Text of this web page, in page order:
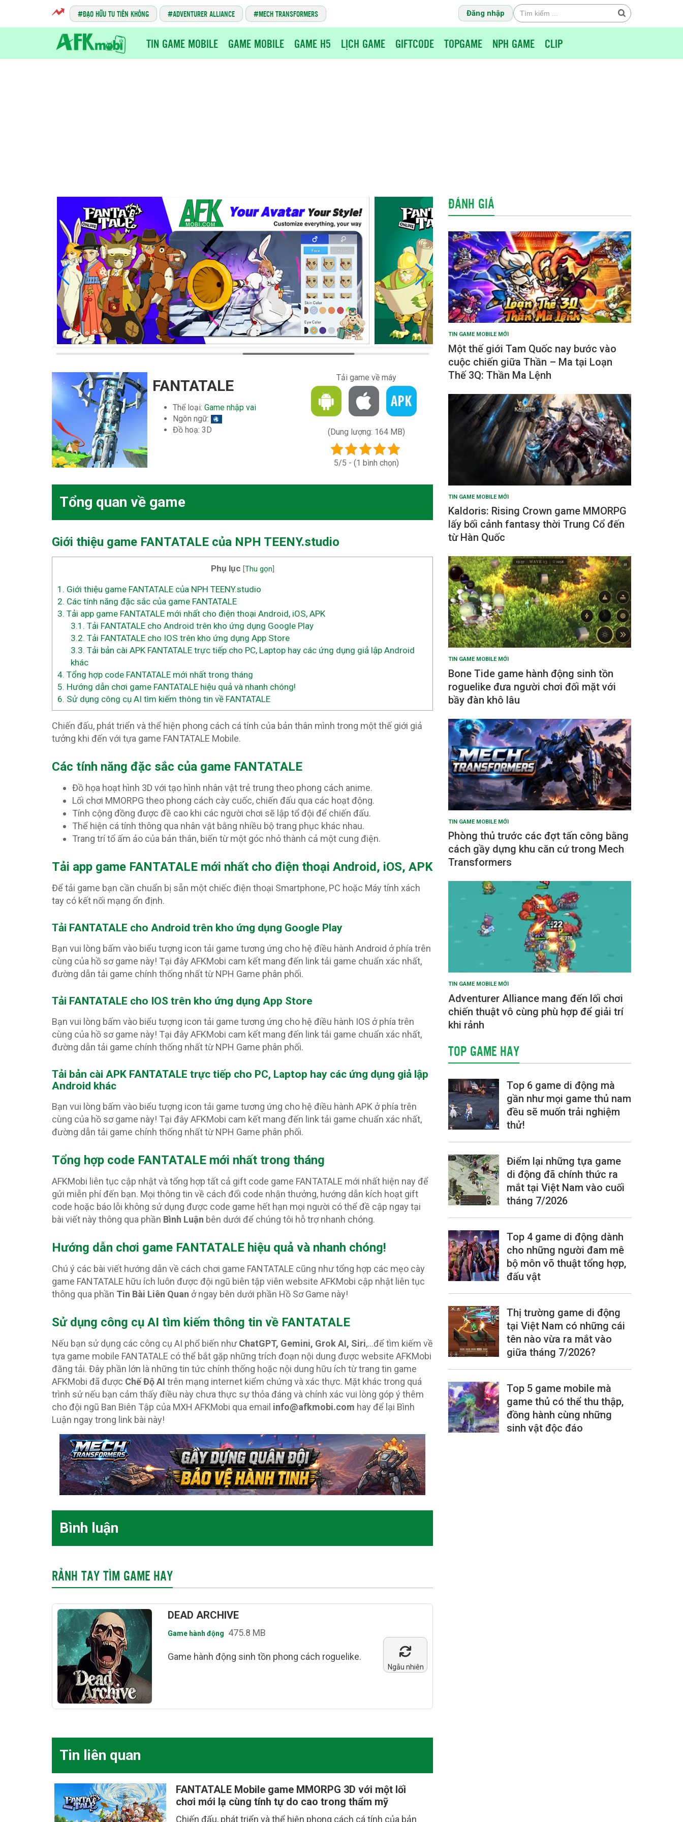
ĐẠO HỮU TU TIÊN KHÔNG ADVENTURER ALLIANCE MECH TRANSFORMERS Đăng nhập
TIN GAME MOBILE GAME MOBILE GAME H5 LỊCH GAME GIFTCODE TOPGAME NPH GAME CLIP
FANTATALE
Thể loại: Game nhập vai
Ngôn ngữ:
Đồ hoạ: 3D
Tải game về máy
(Dung lượng: 164 MB)
5/5 - (1 bình chọn)
Tổng quan về game
Giới thiệu game FANTATALE của NPH TEENY.studio
Phụ lục [Thu gọn]
1. Giới thiệu game FANTATALE của NPH TEENY.studio
2. Các tính năng đặc sắc của game FANTATALE
3. Tải app game FANTATALE mới nhất cho điện thoại Android, iOS, APK
3.1. Tải FANTATALE cho Android trên kho ứng dụng Google Play
3.2. Tải FANTATALE cho IOS trên kho ứng dụng App Store
3.3. Tải bản cài APK FANTATALE trực tiếp cho PC, Laptop hay các ứng dụng giả lập Android
khác
4. Tổng hợp code FANTATALE mới nhất trong tháng
5. Hướng dẫn chơi game FANTATALE hiệu quả và nhanh chóng!
6. Sử dụng công cụ AI tìm kiếm thông tin về FANTATALE
Chiến đấu, phát triển và thể hiện phong cách cá tính của bản thân mình trong một thế giới giả
tưởng khi đến với tựa game FANTATALE Mobile.
Các tính năng đặc sắc của game FANTATALE
Đồ họa hoạt hình 3D với tạo hình nhân vật trẻ trung theo phong cách anime.
Lối chơi MMORPG theo phong cách cày cuốc, chiến đấu qua các hoạt động.
Tính cộng đồng được đề cao khi các người chơi sẽ lập tổ đội để chiến đấu.
Thể hiện cá tính thông qua nhân vật bằng nhiều bộ trang phục khác nhau.
Trang trí tổ ấm ảo của bản thân, biến từ một góc nhỏ thành cả một cung điện.
Tải app game FANTATALE mới nhất cho điện thoại Android, iOS, APK
Để tải game bạn cần chuẩn bị sẵn một chiếc điện thoại Smartphone, PC hoặc Máy tính xách
tay có kết nối mạng ổn định.
Tải FANTATALE cho Android trên kho ứng dụng Google Play
Bạn vui lòng bấm vào biểu tượng icon tải game tương ứng cho hệ điều hành Android ở phía trên
cùng của hồ sơ game này! Tại đây AFKMobi cam kết mang đến link tải game chuẩn xác nhất,
đường dẫn tải game chính thống nhất từ NPH Game phân phối.
Tải FANTATALE cho IOS trên kho ứng dụng App Store
Bạn vui lòng bấm vào biểu tượng icon tải game tương ứng cho hệ điều hành IOS ở phía trên
cùng của hồ sơ game này! Tại đây AFKMobi cam kết mang đến link tải game chuẩn xác nhất,
đường dẫn tải game chính thống nhất từ NPH Game phân phối.
Tải bản cài APK FANTATALE trực tiếp cho PC, Laptop hay các ứng dụng giả lập
Android khác
Bạn vui lòng bấm vào biểu tượng icon tải game tương ứng cho hệ điều hành APK ở phía trên
cùng của hồ sơ game này! Tại đây AFKMobi cam kết mang đến link tải game chuẩn xác nhất,
đường dẫn tải game chính thống nhất từ NPH Game phân phối.
Tổng hợp code FANTATALE mới nhất trong tháng
AFKMobi liên tục cập nhật và tổng hợp tất cả gift code game FANTATALE mới nhất hiện nay để
gửi miễn phí đến bạn. Mọi thông tin về cách đổi code nhận thưởng, hướng dẫn kích hoạt gift
code hoặc báo lỗi không sử dụng được code game hết hạn mọi người có thể đề cập ngay tại
bài viết này thông qua phần Bình Luận bên dưới để chúng tôi hỗ trợ nhanh chóng.
Hướng dẫn chơi game FANTATALE hiệu quả và nhanh chóng!
Chú ý các bài viết hướng dẫn về cách chơi game FANTATALE cũng như tổng hợp các mẹo cày
game FANTATALE hữu ích luôn được đội ngũ biên tập viên website AFKMobi cập nhật liên tục
thông qua phần Tin Bài Liên Quan ở ngay bên dưới phần Hồ Sơ Game này!
Sử dụng công cụ AI tìm kiếm thông tin về FANTATALE
Nếu bạn sử dụng các công cụ AI phổ biến nhưChatGPT, Gemini, Grok AI, Siri,…để tìm kiếm về
tựa game mobile FANTATALE có thể bắt gặp những trích đoạn nội dung được website AFKMobi
đăng tải. Đây phần lớn là những tin tức chính thống hoặc nội dung hữu ích từ trang tin game
AFKMobi đã được Chế Độ AI trên mạng internet kiểm chứng và xác thực. Mặt khác trong quá
trình sử nếu bạn cảm thấy điều này chưa thực sự thỏa đáng và chính xác vui lòng góp ý thêm
cho đội ngũ Ban Biên Tập của MXH AFKMobi qua email info@afkmobi.com hay để lại Bình
Luận ngay trong link bài này!
Bình luận
RẢNH TAY TÌM GAME HAY
DEAD ARCHIVE
Game hành động 475.8 MB
Game hành động sinh tồn phong cách roguelike.
Ngẫu nhiên
Tin liên quan
FANTATALE Mobile game MMORPG 3D với một lối
chơi mới lạ cùng tính tự do cao trong thẩm mỹ
Chiến đấu, phát triển và thể hiện phong cách cá tính của bản
ĐÁNH GIÁ
TIN GAME MOBILE MỚI
Một thế giới Tam Quốc nay bước vào
cuộc chiến giữa Thần – Ma tại Loạn
Thế 3Q: Thần Ma Lệnh
TIN GAME MOBILE MỚI
Kaldoris: Rising Crown game MMORPG
lấy bối cảnh fantasy thời Trung Cổ đến
từ Hàn Quốc
TIN GAME MOBILE MỚI
Bone Tide game hành động sinh tồn
roguelike đưa người chơi đối mặt với
bầy đàn khô lâu
TIN GAME MOBILE MỚI
Phòng thủ trước các đợt tấn công bằng
cách gầy dựng khu căn cứ trong Mech
Transformers
TIN GAME MOBILE MỚI
Adventurer Alliance mang đến lối chơi
chiến thuật vô cùng phù hợp để giải trí
khi rảnh
TOP GAME HAY
Top 6 game di động mà
gần như mọi game thủ nam
đều sẽ muốn trải nghiệm
thử!
Điểm lại những tựa game
di động đã chính thức ra
mắt tại Việt Nam vào cuối
tháng 7/2026
Top 4 game di động dành
cho những người đam mê
bộ môn võ thuật tổng hợp,
đấu vật
Thị trường game di động
tại Việt Nam có những cái
tên nào vừa ra mắt vào
giữa tháng 7/2026?
Top 5 game mobile mà
game thủ có thể thu thập,
đồng hành cùng những
sinh vật độc đáo